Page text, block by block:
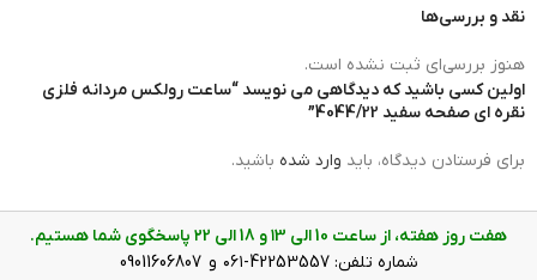
رنگ صفحه سفید
نقد و بررسی‌ها
هنوز بررسی‌ای ثبت نشده است.
اولین کسی باشید که دیدگاهی می نویسد “ساعت رولکس مردانه فلزی
نقره ای صفحه سفید 4044/22”
برای فرستادن دیدگاه، باید وارد شده باشید.
هفت روز هفته، از ساعت 10 الی ۱3 و 18 الی ۲2 پاسخگوی شما هستیم.
شماره تلفن: 42253557-۰۶۱ و 09011606807